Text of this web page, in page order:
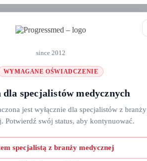
since 2012
WYMAGANE OŚWIADCZENIE
dla specjalistów medycznych
jest wyłącznie dla specjalistów z branży
Potwierdź swój status, aby kontynuować.
specjalistą z branży medycznej
nas: +48 690 911 777
Szukaj
Szukaj